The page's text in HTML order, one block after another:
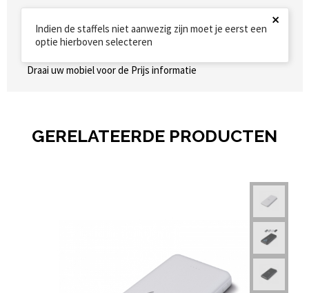
Indien de staffels niet aanwezig zijn moet je eerst een
optie hierboven selecteren
×
Draai uw mobiel voor de Prijs informatie
GERELATEERDE PRODUCTEN